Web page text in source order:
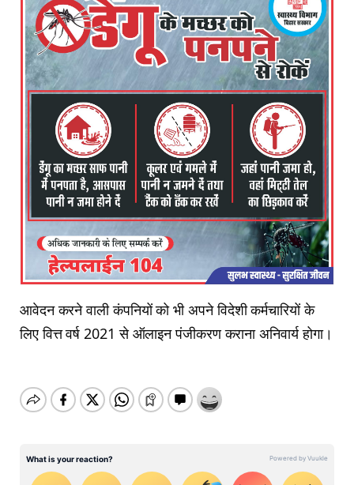
आवेदन करने वाली कंपनियों को भी अपने विदेशी कर्मचारियों के
लिए वित्त वर्ष 2021 से ऑलाइन पंजीकरण कराना अनिवार्य होगा।